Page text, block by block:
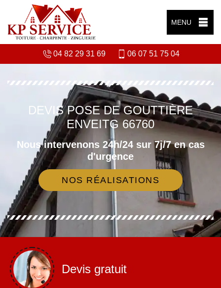
MENU
04 82 29 31 69 06 07 51 75 04
DEVIS POSE DE GOUTTIÈRE
ENVEITG 66760
Nous intervenons 24h/24 sur 7j/7 en cas
d'urgence
NOS RÉALISATIONS
Devis gratuit